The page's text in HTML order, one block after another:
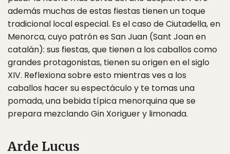
además muchas de estas fiestas tienen un toque
tradicional local especial. Es el caso de Ciutadella, en
Menorca, cuyo patrón es San Juan (Sant Joan en
catalán): sus fiestas, que tienen a los caballos como
grandes protagonistas, tienen su origen en el siglo
XIV. Reflexiona sobre esto mientras ves a los
caballos hacer su espectáculo y te tomas una
pomada, una bebida típica menorquina que se
prepara mezclando Gin Xoriguer y limonada.
Arde Lucus